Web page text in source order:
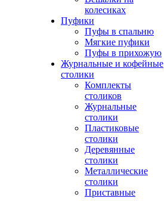
колесиках
Пуфики
Пуфы в спальню
Мягкие пуфики
Пуфы в прихожую
Журнальные и кофейные
столики
Комплекты
столиков
Журнальные
столики
Пластиковые
столики
Деревянные
столики
Металлические
столики
Приставные